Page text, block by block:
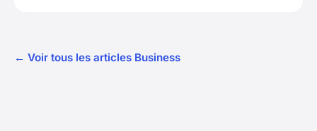
← Voir tous les articles Business